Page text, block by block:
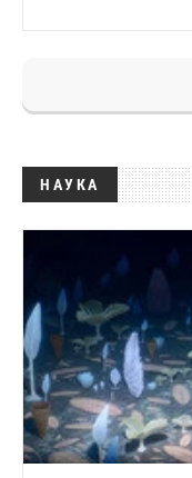
НАУКА